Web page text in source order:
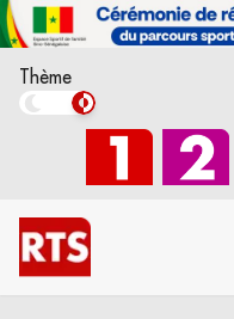
Thème